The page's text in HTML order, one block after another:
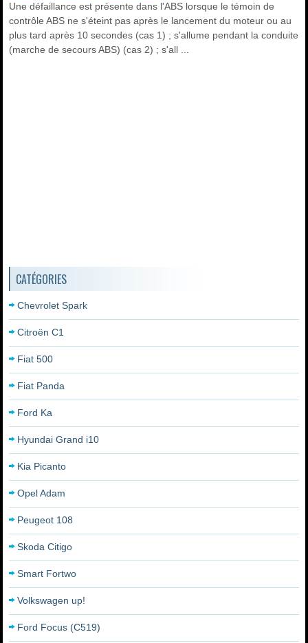
Une défaillance est présente dans l'ABS lorsque le témoin de
contrôle ABS ne s'éteint pas après le lancement du moteur ou au
plus tard après 10 secondes (cas 1) ; s'allume pendant la conduite
(marche de secours ABS) (cas 2) ; s'all ...
CATÉGORIES
Chevrolet Spark
Citroën C1
Fiat 500
Fiat Panda
Ford Ka
Hyundai Grand i10
Kia Picanto
Opel Adam
Peugeot 108
Skoda Citigo
Smart Fortwo
Volkswagen up!
Ford Focus (C519)